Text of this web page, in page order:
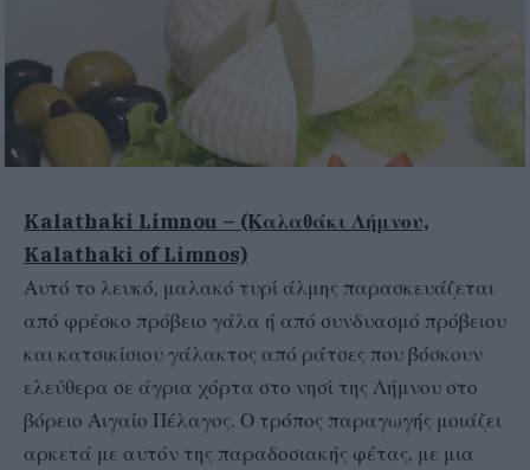
Kalathaki Limnou – (Καλαθάκι Λήμνου,
Kalathaki of Limnos)
Αυτό το λευκό, μαλακό τυρί άλμης παρασκευάζεται
από φρέσκο πρόβειο γάλα ή από συνδυασμό πρόβειου
και κατσικίσιου γάλακτος από ράτσες που βόσκουν
ελεύθερα σε άγρια χόρτα στο νησί της Λήμνου στο
βόρειο Αιγαίο Πέλαγος. Ο τρόπος παραγωγής μοιάζει
αρκετά με αυτόν της παραδοσιακής φέτας, με μια